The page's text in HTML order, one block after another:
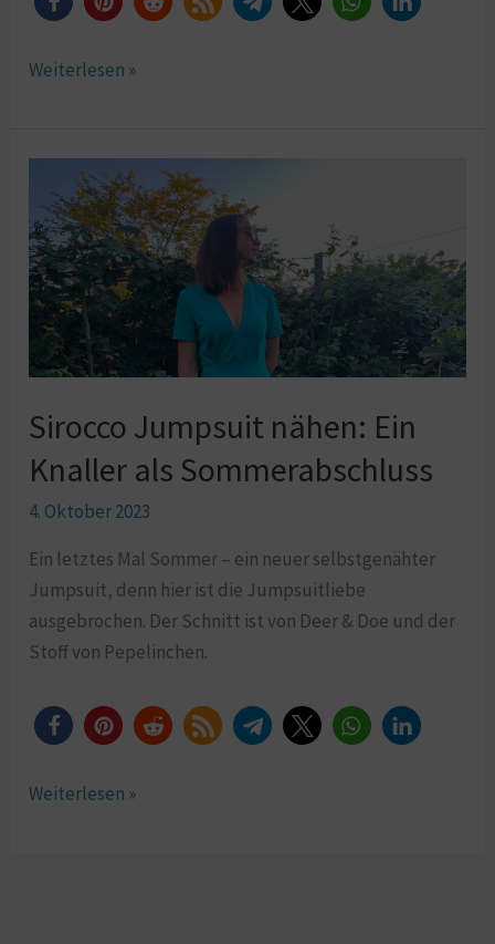
Weiterlesen »
Sirocco Jumpsuit nähen: Ein
Knaller als Sommerabschluss
4. Oktober 2023
Ein letztes Mal Sommer – ein neuer selbstgenähter
Jumpsuit, denn hier ist die Jumpsuitliebe
ausgebrochen. Der Schnitt ist von Deer & Doe und der
Stoff von Pepelinchen.
Sirocco
Jumpsuit
nähen:
Ein
Knaller
als
Sommerabschluss
Weiterlesen »